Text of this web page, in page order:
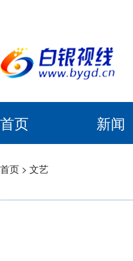
首页 新闻
首页 > 文艺